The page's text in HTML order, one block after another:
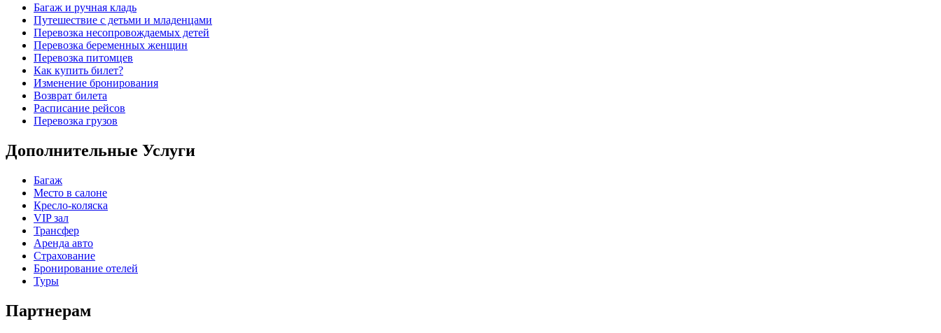
Багаж и ручная кладь
Путешествие с детьми и младенцами
Перевозка несопровождаемых детей
Перевозка беременных женщин
Перевозка питомцев
Как купить билет?
Изменение бронирования
Возврат билета
Расписание рейсов
Перевозка грузов
Дополнительные Услуги
Багаж
Место в салоне
Кресло-коляска
VIP зал
Трансфер
Аренда авто
Страхование
Бронирование отелей
Туры
Партнерам